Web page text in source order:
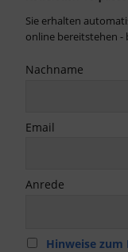
Sie erhalten
online bereitstehen -
Nachname
Email
Anrede
Hinweise zum